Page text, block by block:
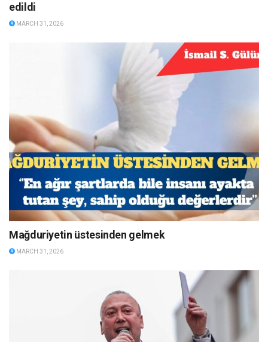
edildi
MARCH 31, 2026
Mağduriyetin üstesinden gelmek
MARCH 31, 2026